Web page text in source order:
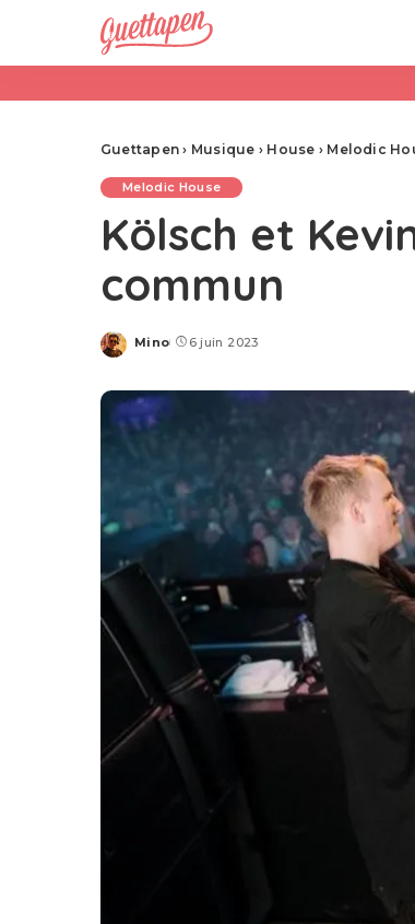
Guettapen › Musique › House › Melodic
Melodic House
Kölsch et
commun
Posted
Mino 6 juin 2023